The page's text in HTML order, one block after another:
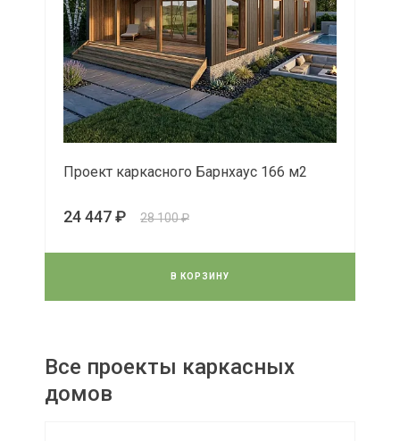
Проект каркасного Барнхаус 166 м2
24 447 ₽ 28 100 ₽
В КОРЗИНУ
Все проекты каркасных
домов